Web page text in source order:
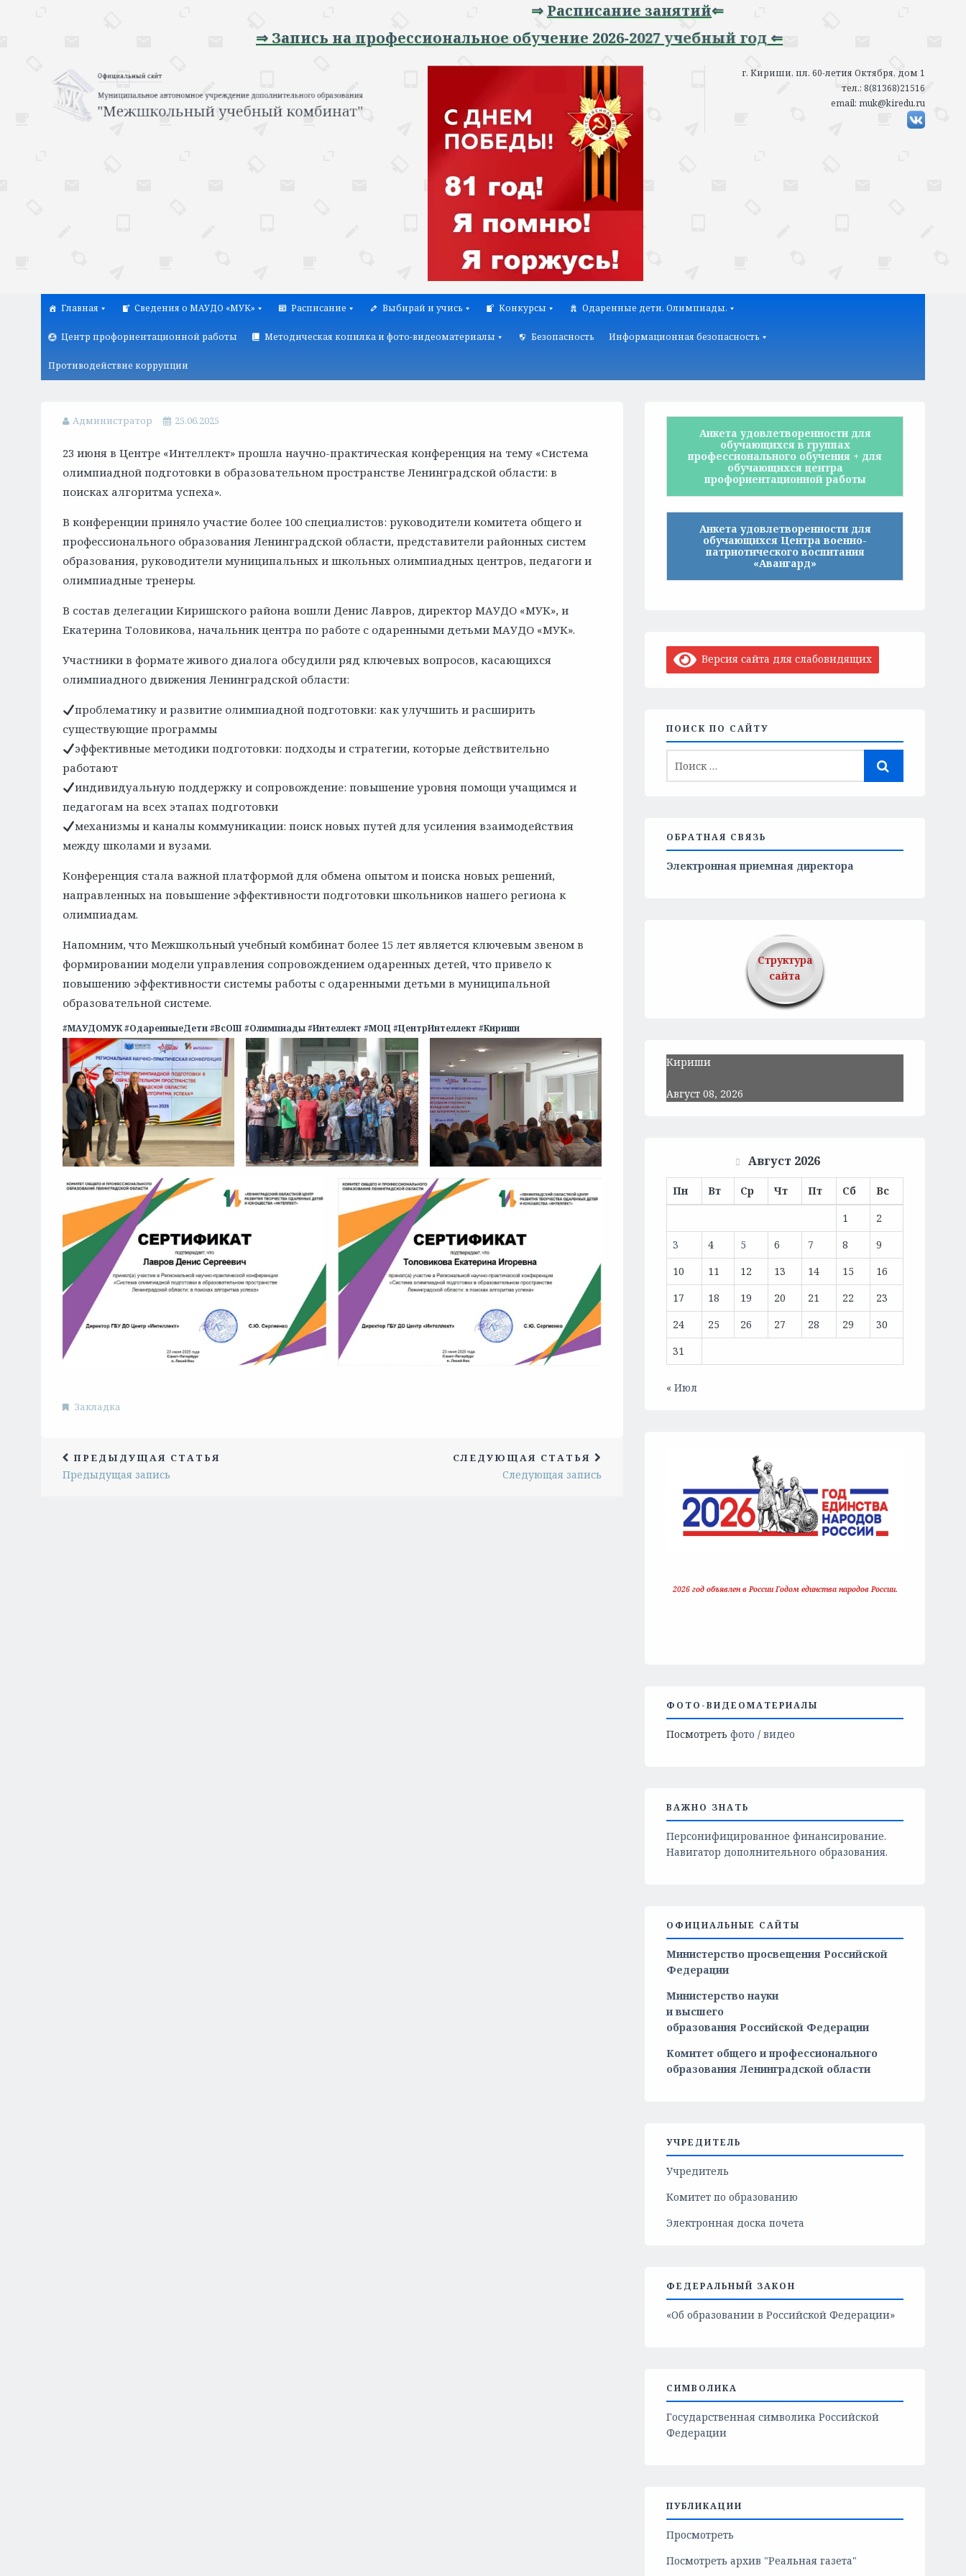
Расписание занятий⇐
⇒ Запись на профессиональное обучение 2026-2027 учебный год ⇐
г. Кириши, пл. 60-летия Октября, дом 1
тел.: 8(81368)21516
email: muk@kiredu.ru
Главная Сведения о МАУДО «МУК» Расписание Выбирай и учись Конкурсы Одаренные дети. Олимпиады.
Центр профориентационной работы Методическая копилка и фото-видеоматериалы Безопасность Информационная безопасность
Противодействие коррупции
Администратор 25.06.2025
23 июня в Центре «Интеллект» прошла научно-практическая конференция на тему «Система
олимпиадной подготовки в образовательном пространстве Ленинградской области: в
поисках алгоритма успеха».
В конференции приняло участие более 100 специалистов: руководители комитета общего и
профессионального образования Ленинградской области, представители районных систем
образования, руководители муниципальных и школьных олимпиадных центров, педагоги и
олимпиадные тренеры.
В состав делегации Киришского района вошли Денис Лавров, директор МАУДО «МУК», и
Екатерина Толовикова, начальник центра по работе с одаренными детьми МАУДО «МУК».
Участники в формате живого диалога обсудили ряд ключевых вопросов, касающихся
олимпиадного движения Ленинградской области:
проблематику и развитие олимпиадной подготовки: как улучшить и расширить
существующие программы
эффективные методики подготовки: подходы и стратегии, которые действительно
работают
индивидуальную поддержку и сопровождение: повышение уровня помощи учащимся и
педагогам на всех этапах подготовки
механизмы и каналы коммуникации: поиск новых путей для усиления взаимодействия
между школами и вузами.
Конференция стала важной платформой для обмена опытом и поиска новых решений,
направленных на повышение эффективности подготовки школьников нашего региона к
олимпиадам.
Напомним, что Межшкольный учебный комбинат более 15 лет является ключевым звеном в
формировании модели управления сопровождением одаренных детей, что привело к
повышению эффективности системы работы с одаренными детьми в муниципальной
образовательной системе.
#МАУДОМУК #ОдаренныеДети #ВсОШ #Олимпиады #Интеллект #МОЦ #ЦентрИнтеллект #Кириши
Закладка
ПРЕДЫДУЩАЯ СТАТЬЯ
Предыдущая запись
СЛЕДУЮЩАЯ СТАТЬЯ
Следующая запись
Анкета удовлетворенности для
обучающихся в группах
профессионального обучения + для
обучающихся центра
профориентационной работы
Анкета удовлетворенности для
обучающихся Центра военно-
патриотического воспитания
«Авангард»
Версия сайта для слабовидящих
ПОИСК ПО САЙТУ
ОБРАТНАЯ СВЯЗЬ
Электронная приемная директора
Структура
сайта
Кириши
Август 08, 2026
Август 2026
Пн Вт Ср Чт Пт Сб
Вс
1
2
3
4 5 6 7 8
9
10
11 12 13 14 15
16
17
18 19 20 21 22
23
24
25 26 27 28 29
30
31
« Июл
2026 год объявлен в России Годом единства народов России.
ФОТО-ВИДЕОМАТЕРИАЛЫ
Посмотреть фото / видео
ВАЖНО ЗНАТЬ
Персонифицированное финансирование.
Навигатор дополнительного образования.
ОФИЦИАЛЬНЫЕ САЙТЫ
Министерство просвещения Российской
Федерации
Министерство науки
и высшего
образования Российской Федерации
Комитет общего и профессионального
образования Ленинградской области
УЧРЕДИТЕЛЬ
Учредитель
Комитет по образованию
Электронная доска почета
ФЕДЕРАЛЬНЫЙ ЗАКОН
«Об образовании в Российской Федерации»
СИМВОЛИКА
Государственная символика Российской
Федерации
ПУБЛИКАЦИИ
Просмотреть
Посмотреть архив "Реальная газета"